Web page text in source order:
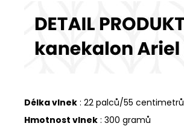
Délka vlnek : 22 palců/55 centimetrů
Hmotnost vlnek : 300 gramů